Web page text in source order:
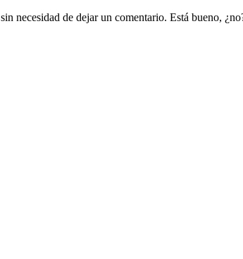
sin necesidad de dejar un comentario. Está bueno,